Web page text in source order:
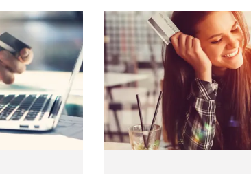
Scopri di più Carte prepagate